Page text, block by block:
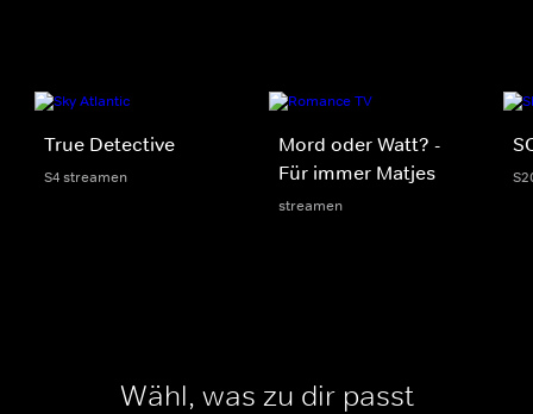
True Detective
S4 streamen
Mord oder Watt? -
Für immer Matjes
streamen
Wähl, was zu dir passt